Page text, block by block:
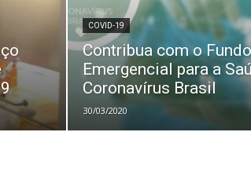
COVID-19
Contribua com o
Emergencial para a
Coronavírus Brasil
30/03/2020